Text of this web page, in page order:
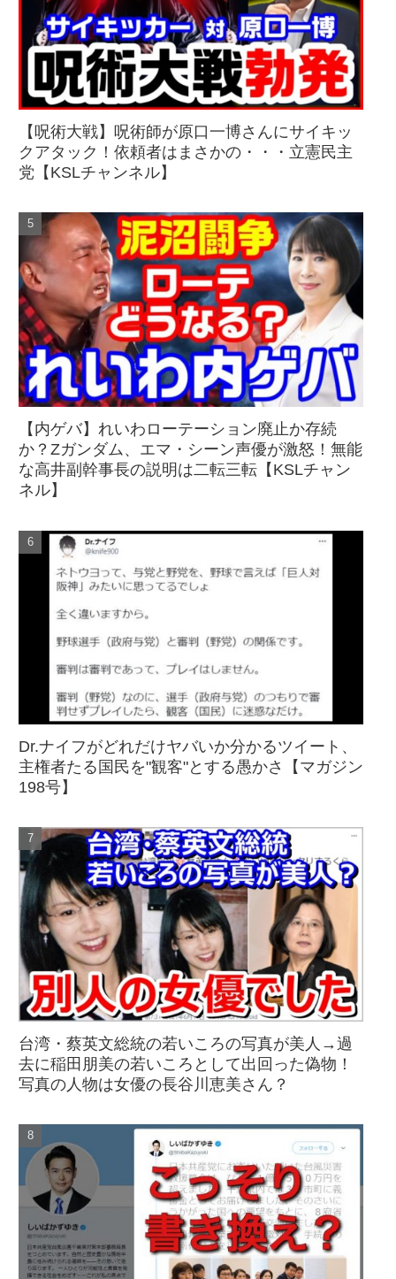
【呪術大戦】呪術師が原口一博さんにサイキッ
クアタック！依頼者はまさかの・・・立憲民主
党【KSLチャンネル】
【内ゲバ】れいわローテーション廃止か存続
か？Zガンダム、エマ・シーン声優が激怒！無能
な高井副幹事長の説明は二転三転【KSLチャン
ネル】
Dr.ナイフがどれだけヤバいか分かるツイート、
主権者たる国民を"観客"とする愚かさ【マガジン
198号】
台湾・蔡英文総統の若いころの写真が美人→過
去に稲田朋美の若いころとして出回った偽物！
写真の人物は女優の長谷川恵美さん？